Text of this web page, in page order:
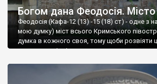
Богом дана Феодосія.
Феодосія (Кафа-12 (13) -15 (18) ст) - одне з
мою думку) міст всього Кримського
думка в кожного своя, тому щоби розвіяти
запрошую відвідати це